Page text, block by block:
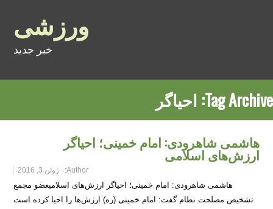
ورزشی
خبر جدید
Tag Archive: احیاگر
هاشمی شاهرودی: امام خمینی؛ احیاگر
ارزش‌های اسلامی
Author: ژوئن 3, 2016
هاشمی شاهرودی: امام خمینی؛ احیاگر ارزش‌های اسلامیعضو مجمع
تشخیص مصلحت نظام گفت: امام خمینی (ره) ارزش‌ها را احیا کرده است